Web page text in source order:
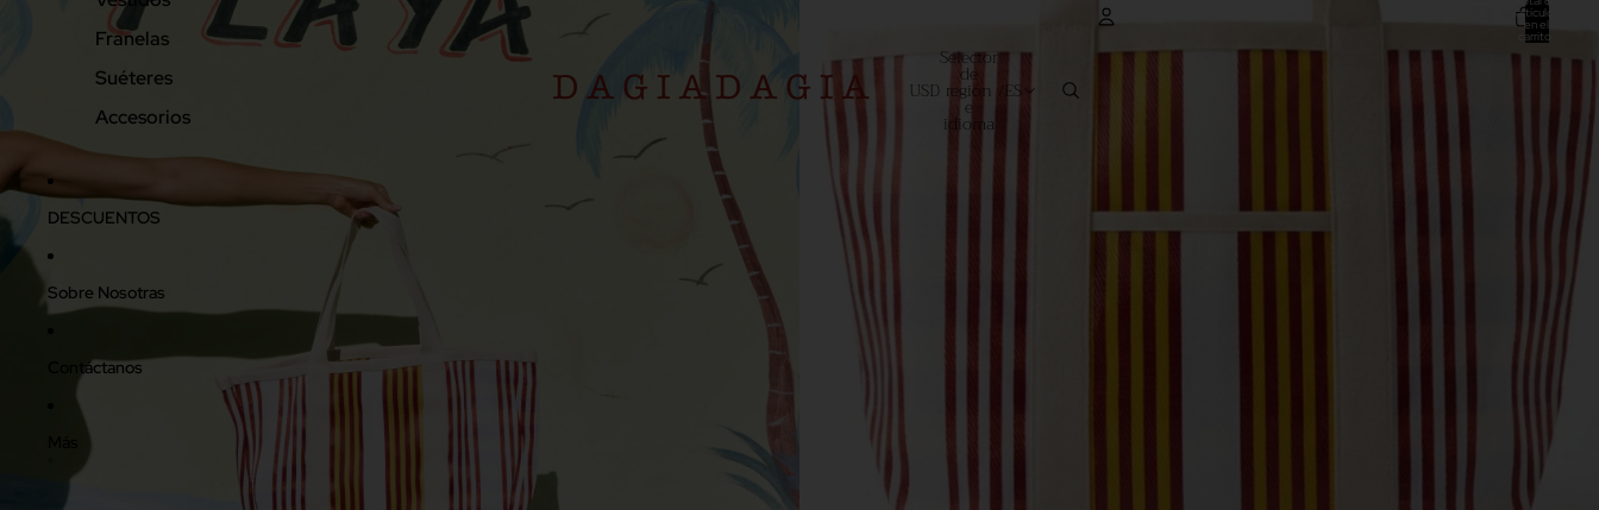
Franelas
Suéteres
Accesorios
DESCUENTOS
Sobre Nosotras
Contáctanos
USD
Selector
de
región
e
idioma
ES
artículos
en el
carrito:
0